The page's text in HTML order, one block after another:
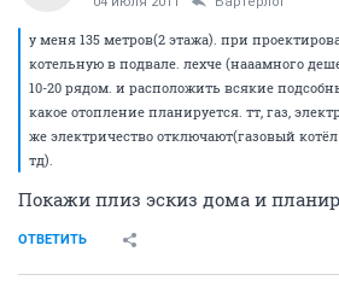
у меня 135 метров(2 этажа). при
котельную в подвале. лехче (нааамного
10-20 рядом. и расположить всякие
какое отопление планируется. тт, газ,
же электричество отключают(газовый котёл
тд).
Покажи плиз эскиз дома и
ОТВЕТИТЬ